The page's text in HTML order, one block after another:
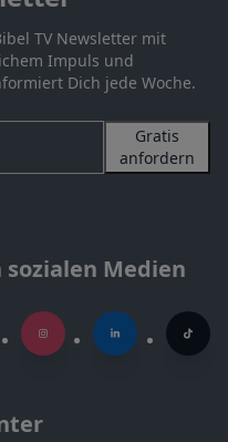
TV Newsletter mit
Impuls und
Dich jede Woche.
Gratis
anfordern
sozialen Medien